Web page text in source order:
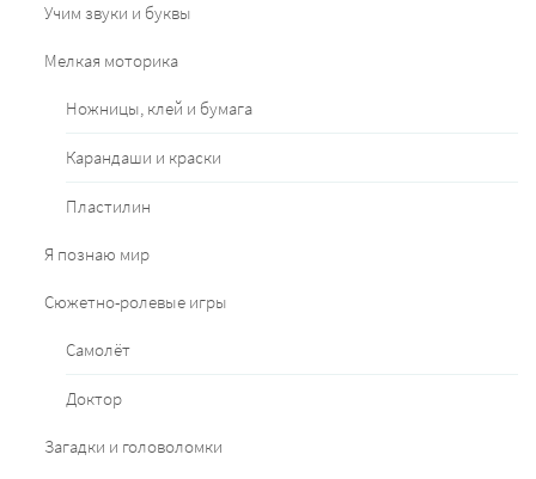
Учим звуки и буквы
Мелкая моторика
Ножницы, клей и бумага
Карандаши и краски
Пластилин
Я познаю мир
Сюжетно-ролевые игры
Самолёт
Доктор
Загадки и головоломки